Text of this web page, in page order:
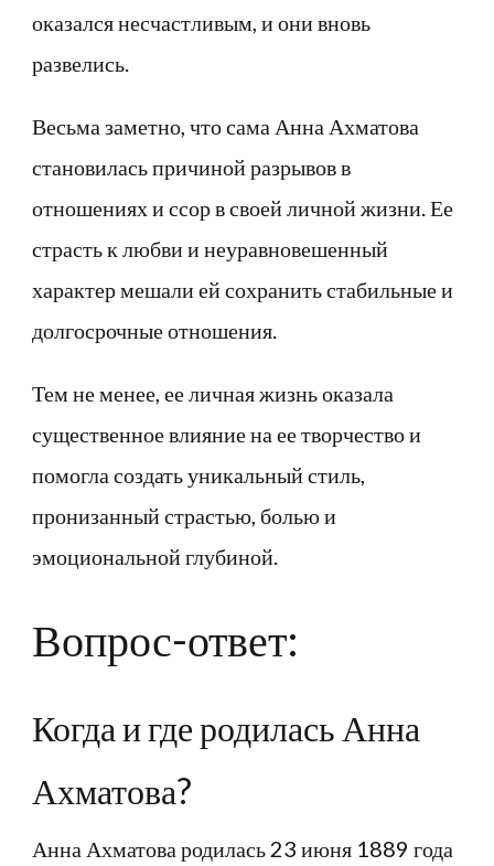
оказался несчастливым, и они вновь
развелись.
Весьма заметно, что сама Анна Ахматова
становилась причиной разрывов в
отношениях и ссор в своей личной жизни. Ее
страсть к любви и неуравновешенный
характер мешали ей сохранить стабильные и
долгосрочные отношения.
Тем не менее, ее личная жизнь оказала
существенное влияние на ее творчество и
помогла создать уникальный стиль,
пронизанный страстью, болью и
эмоциональной глубиной.
Вопрос-ответ:
Когда и где родилась Анна
Ахматова?
Анна Ахматова родилась 23 июня 1889 года